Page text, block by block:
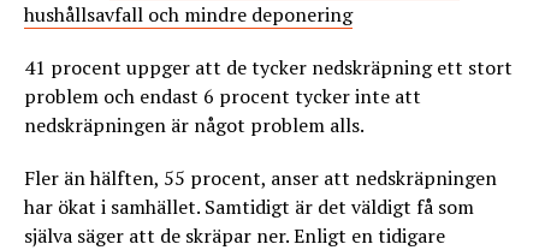
hushållsavfall och mindre deponering
41 procent uppger att de tycker nedskräpning ett stort
problem och endast 6 procent tycker inte att
nedskräpningen är något problem alls.
Fler än hälften, 55 procent, anser att nedskräpningen
har ökat i samhället. Samtidigt är det väldigt få som
själva säger att de skräpar ner. Enligt en tidigare